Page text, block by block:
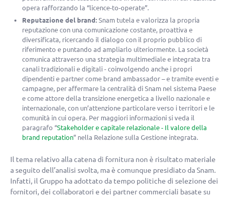
opera rafforzando la “licence-to-operate”.
Reputazione del brand: Snam tutela e valorizza la propria
reputazione con una comunicazione costante, proattiva e
diversificata, ricercando il dialogo con il proprio pubblico di
riferimento e puntando ad ampliarlo ulteriormente. La società
comunica attraverso una strategia multimediale e integrata tra
canali tradizionali e digitali - coinvolgendo anche i propri
dipendenti e partner come brand ambassador – e tramite eventi e
campagne, per affermare la centralità di Snam nel sistema Paese
e come attore della transizione energetica a livello nazionale e
internazionale, con un’attenzione particolare verso i territori e le
comunità in cui opera. Per maggiori informazioni si veda il
paragrafo “Stakeholder e capitale relazionale - Il valore della
brand reputation” nella Relazione sulla Gestione integrata.
Il tema relativo alla catena di fornitura non è risultato materiale
a seguito dell’analisi svolta, ma è comunque presidiato da Snam.
Infatti, il Gruppo ha adottato da tempo politiche di selezione dei
fornitori, dei collaboratori e dei partner commerciali basate su